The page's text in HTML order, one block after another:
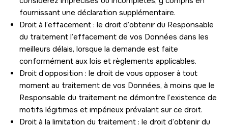
fournissant une déclaration supplémentaire.
Droit à l’effacement : le droit d’obtenir du Responsable
du traitement l’effacement de vos Données dans les
meilleurs délais, lorsque la demande est faite
conformément aux lois et règlements applicables.
Droit d’opposition : le droit de vous opposer à tout
moment au traitement de vos Données, à moins que le
Responsable du traitement ne démontre l’existence de
motifs légitimes et impérieux prévalant sur ce droit.
Droit à la limitation du traitement : le droit d’obtenir du